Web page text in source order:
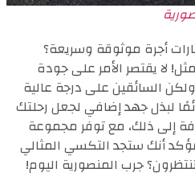
أجرة موثوقة وسريعة؟
لا يقتصر الأمر على جودة
السائقين على درجة عالية
لبذل جهد إضافي لجعل رحلتك
إلى ذلك، مع توفر مجموعة
أنك ستجد التكسي المثالي
جرب المنصورية اليوم!